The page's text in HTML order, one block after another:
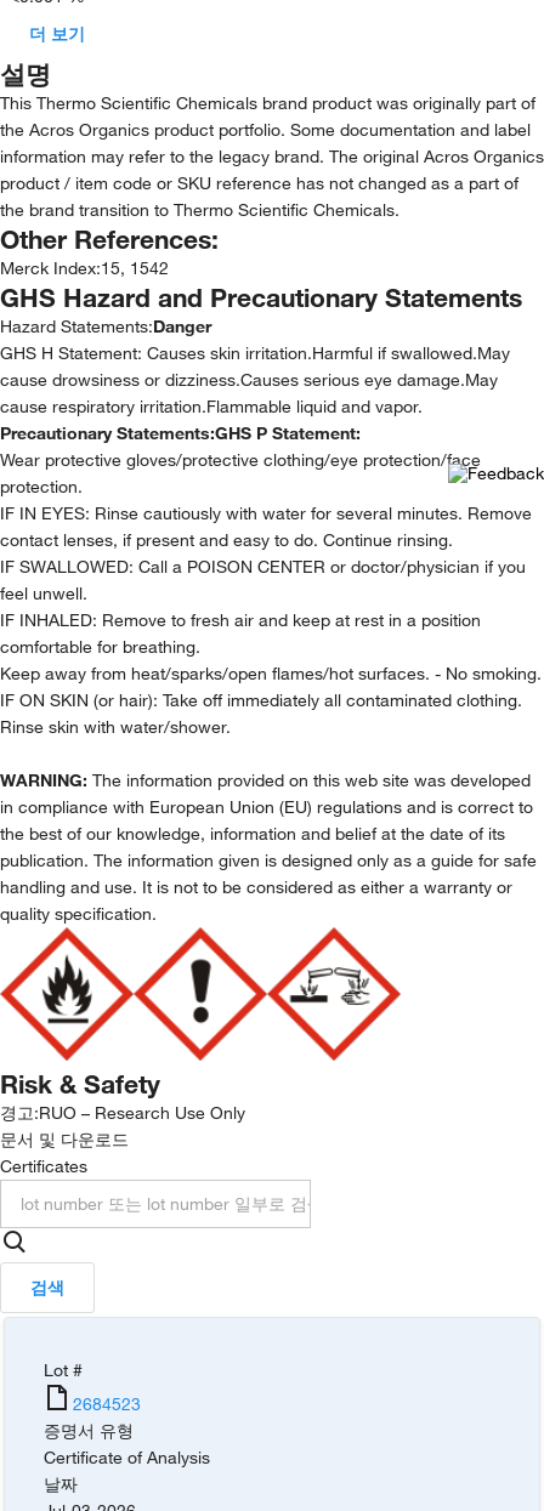
더 보기
설명
This Thermo Scientific Chemicals brand product was originally part of
the Acros Organics product portfolio. Some documentation and label
information may refer to the legacy brand. The original Acros Organics
product / item code or SKU reference has not changed as a part of
the brand transition to Thermo Scientific Chemicals.
Other References:
Merck Index:15, 1542
GHS Hazard and Precautionary Statements
Hazard Statements:Danger
GHS H Statement: Causes skin irritation.Harmful if swallowed.May
cause drowsiness or dizziness.Causes serious eye damage.May
cause respiratory irritation.Flammable liquid and vapor.
Precautionary Statements:GHS P Statement:
Wear protective gloves/protective clothing/eye protection/face
protection.
IF IN EYES: Rinse cautiously with water for several minutes. Remove
contact lenses, if present and easy to do. Continue rinsing.
IF SWALLOWED: Call a POISON CENTER or doctor/physician if you
feel unwell.
IF INHALED: Remove to fresh air and keep at rest in a position
comfortable for breathing.
Keep away from heat/sparks/open flames/hot surfaces. - No smoking.
IF ON SKIN (or hair): Take off immediately all contaminated clothing.
Rinse skin with water/shower.
WARNING: The information provided on this web site was developed
in compliance with European Union (EU) regulations and is correct to
the best of our knowledge, information and belief at the date of its
publication. The information given is designed only as a guide for safe
handling and use. It is not to be considered as either a warranty or
quality specification.
Risk & Safety
경고:RUO – Research Use Only
문서 및 다운로드
Certificates
검색
Lot #
2684523
증명서 유형
Certificate of Analysis
날짜